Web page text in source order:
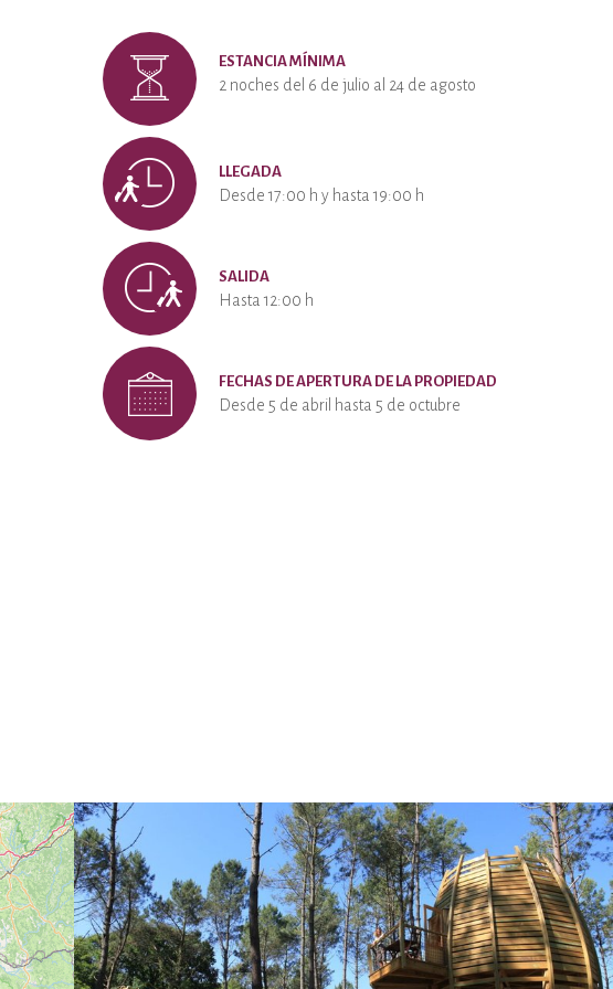
ESTANCIA MÍNIMA
2 noches del 6 de julio al 24 de agosto
LLEGADA
Desde 17:00 h y hasta 19:00 h
SALIDA
Hasta 12:00 h
FECHAS DE APERTURA DE LA PROPIEDAD
Desde 5 de abril hasta 5 de octubre